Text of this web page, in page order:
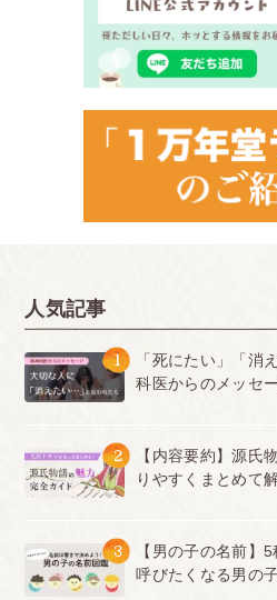
人気記事
1
「死にたい」「消
科医からのメッセ
2
【内容要約】源氏
りやすくまとめて
3
【男の子の名前】
呼びたくなる男の